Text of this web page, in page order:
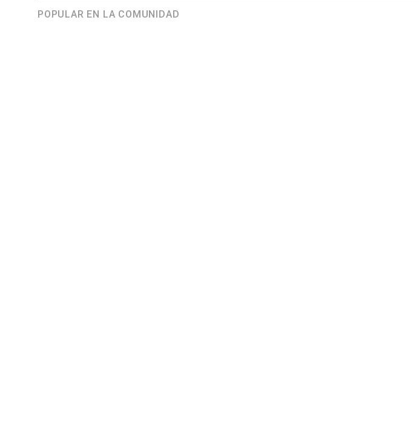
POPULAR EN LA COMUNIDAD